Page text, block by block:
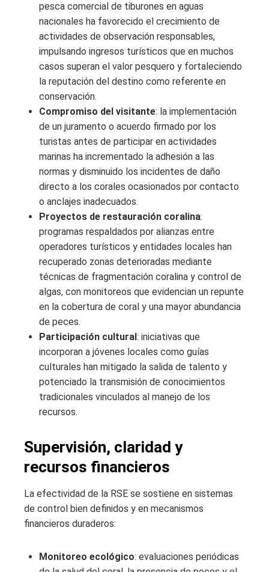
pesca comercial de tiburones en aguas
nacionales ha favorecido el crecimiento de
actividades de observación responsables,
impulsando ingresos turísticos que en muchos
casos superan el valor pesquero y fortaleciendo
la reputación del destino como referente en
conservación.
Compromiso del visitante: la implementación
de un juramento o acuerdo firmado por los
turistas antes de participar en actividades
marinas ha incrementado la adhesión a las
normas y disminuido los incidentes de daño
directo a los corales ocasionados por contacto
o anclajes inadecuados.
Proyectos de restauración coralina:
programas respaldados por alianzas entre
operadores turísticos y entidades locales han
recuperado zonas deterioradas mediante
técnicas de fragmentación coralina y control de
algas, con monitoreos que evidencian un repunte
en la cobertura de coral y una mayor abundancia
de peces.
Participación cultural : iniciativas que
incorporan a jóvenes locales como guías
culturales han mitigado la salida de talento y
potenciado la transmisión de conocimientos
tradicionales vinculados al manejo de los
recursos.
Supervisión, claridad y
recursos financieros
La efectividad de la RSE se sostiene en sistemas
de control bien definidos y en mecanismos
financieros duraderos:
Monitoreo ecológico: evaluaciones periódicas